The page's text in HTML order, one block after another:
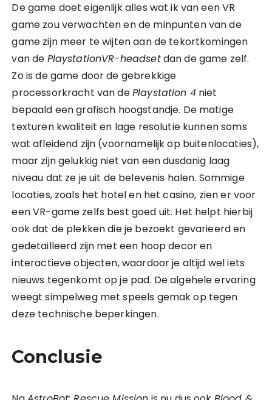
De game doet eigenlijk alles wat ik van een VR
game zou verwachten en de minpunten van de
game zijn meer te wijten aan de tekortkomingen
van de PlaystationVR-headsetdan de game zelf.
Zo is de game door de gebrekkige
processorkracht van dePlaystation 4niet
bepaald een grafisch hoogstandje. De matige
texturen kwaliteit en lage resolutie kunnen soms
wat afleidend zijn (voornamelijk op buitenlocaties),
maar zijn gelukkig niet van een dusdanig laag
niveau dat ze je uit de belevenis halen. Sommige
locaties, zoals het hotel en het casino, zien er voor
een VR-game zelfs best goed uit. Het helpt hierbij
ook dat de plekken die je bezoekt gevarieerd en
gedetailleerd zijn met een hoop decor en
interactieve objecten, waardoor je altijd wel iets
nieuws tegenkomt op je pad. De algehele ervaring
weegt simpelweg met speels gemak op tegen
deze technische beperkingen.
Conclusie